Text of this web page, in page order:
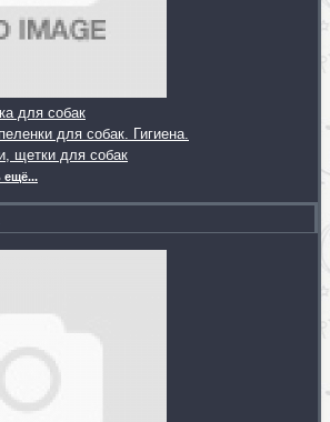
для собак
для собак. Гигиена.
щетки для собак
ещё...